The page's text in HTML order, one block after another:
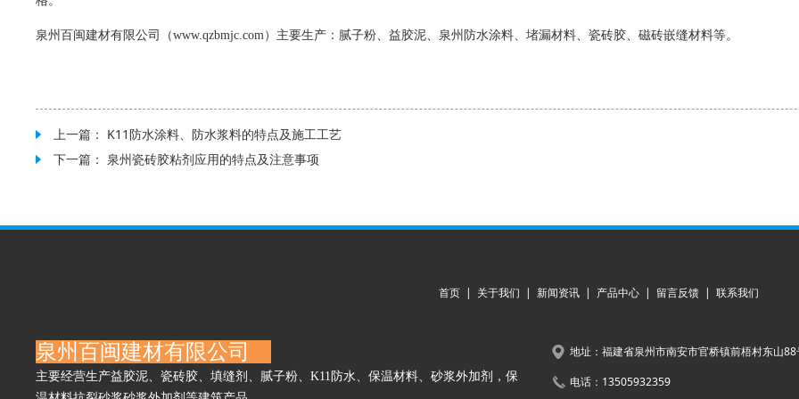
泉州百闽建材有限公司（www.qzbmjc.com）主要生产：腻子粉、益胶泥、泉州防水涂料、堵漏材料、瓷砖胶、磁砖嵌缝材料等。
上一篇： K11防水涂料、防水浆料的特点及施工工艺
下一篇： 泉州瓷砖胶粘剂应用的特点及注意事项
首页 | 关于我们 | 新闻资讯 | 产品中心 | 留言反馈 |联系我们
泉州百闽建材有限公司
主要经营生产益胶泥、瓷砖胶、填缝剂、腻子粉、K11防水、保温材料、砂浆外加剂，保
地址：福建省泉州市南安市官桥镇前梧村东山88
电话：13505932359